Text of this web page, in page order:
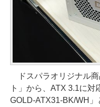
ドスパラオリジナル商
ト」から、ATX 3.1に
GOLD-ATX31-BK/WH